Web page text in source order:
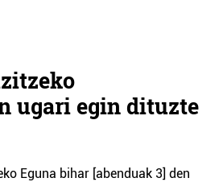
ugari egin dituzte
Eguna bihar [abenduak 3] den